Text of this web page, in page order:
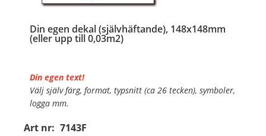
Din egen dekal (självhäftande), 148x148mm
(eller upp till 0,03m2)
Art nr: 7143F
Din egen text!
Välj själv färg, format, typsnitt (ca 26 tecken), symboler,
logga mm.
Material:Självhäftande folie